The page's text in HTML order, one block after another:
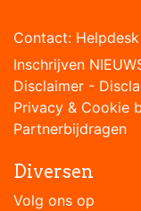
Contact: Helpdesk
Inschrijven
Disclaimer -
Privacy & Cookie
Partnerbijdragen
Diversen
Volg